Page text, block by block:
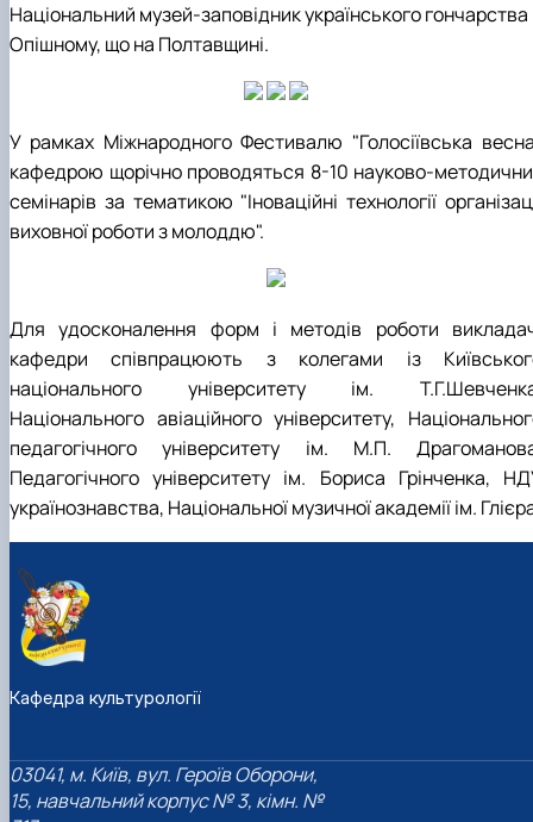
Національний музей-заповідник українського гончарства
Опішному, що на Полтавщині.
У рамках Міжнародного Фестивалю "Голосіївська
кафедрою щорічно проводяться 8-10 науково-
семінарів за тематикою "Іноваційні технології
виховної роботи з молоддю".
Для удосконалення форм і методів роботи
кафедри співпрацюють з колегами із
національного університету ім.
Національного авіаційного університету,
педагогічного університету ім. М.П.
Педагогічного університету ім. Бориса Грінченка,
українознавства, Національної музичної академії ім.
Кафедра культурології
03041, м. Київ, вул. Героїв Оборони,
15, навчальний корпус № 3, кімн. №